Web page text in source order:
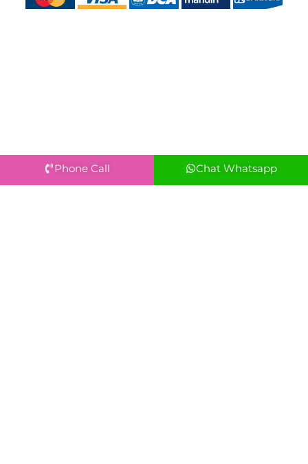
Phone Call Chat Whatsapp